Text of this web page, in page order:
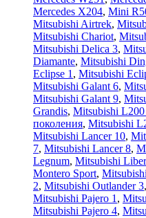
Mercedes X204, Mini
Mitsubishi Airtrek,
Mitsubishi Chariot,
Mitsubishi Delica 3,
Diamante, Mitsubishi
Eclipse 1 , Mitsubishi
Mitsubishi Galant 6,
Mitsubishi Galant 9,
Grandis, Mitsubishi
поколения, Mitsubishi
Mitsubishi Lancer 10,
7, Mitsubishi Lancer 8,
Legnum, Mitsubishi
Montero Sport,
2, Mitsubishi Outlander 3,
Mitsubishi Pajero 1 ,
Mitsubishi Pajero 4,